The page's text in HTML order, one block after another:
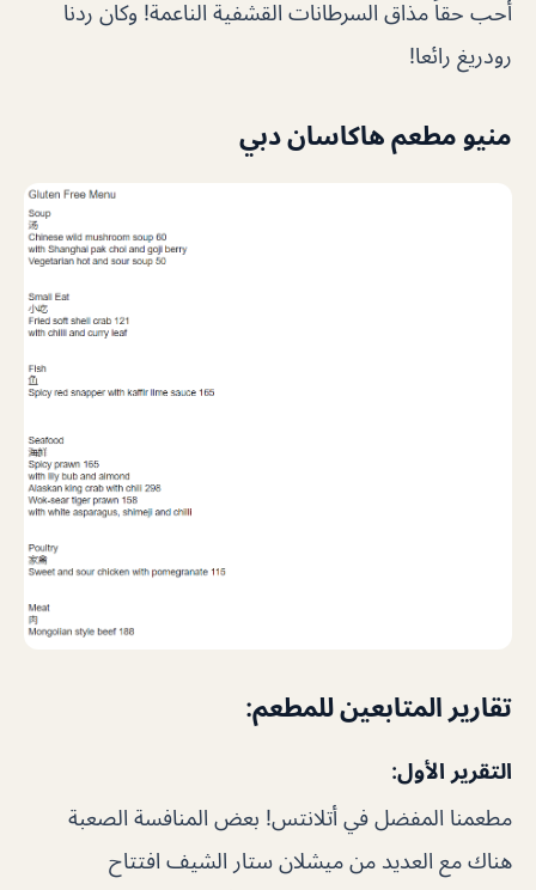
أحب حقاً مذاق السرطانات القشفية الناعمة! وكان ردنا
رودريغ رائعا!
منيو مطعم هاكاسان دبي
تقارير المتابعين للمطعم:
التقرير الأول:
مطعمنا المفضل في أتلانتس! بعض المنافسة الصعبة
هناك مع العديد من ميشلان ستار الشيف افتتاح